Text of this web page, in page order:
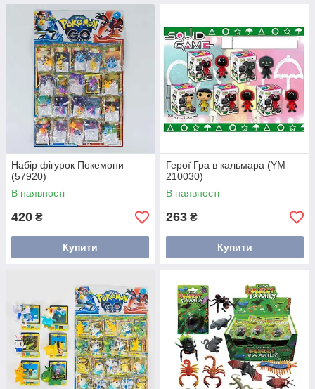
Набір фігурок Покемони
(57920)
В наявності
420 ₴
Купити
Герої Гра в кальмара (YM
210030)
В наявності
263 ₴
Купити